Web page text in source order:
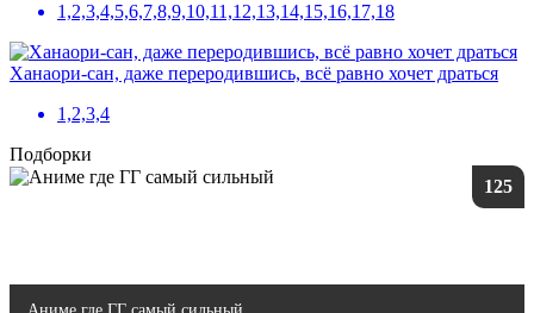
1,2,3,4,5,6,7,8,9,10,11,12,13,14,15,16,17,18
Ханаори-сан, даже переродившись, всё равно хочет драться
1,2,3,4
Подборки
125